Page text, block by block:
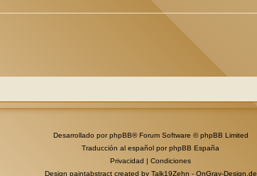
Desarrollado porphpBB® Forum Software © phpBB Limited
Traducción al español porphpBB España
Privacidad | Condiciones
Design paintabstract created by Talk19Zehn - OnGray-Design.de